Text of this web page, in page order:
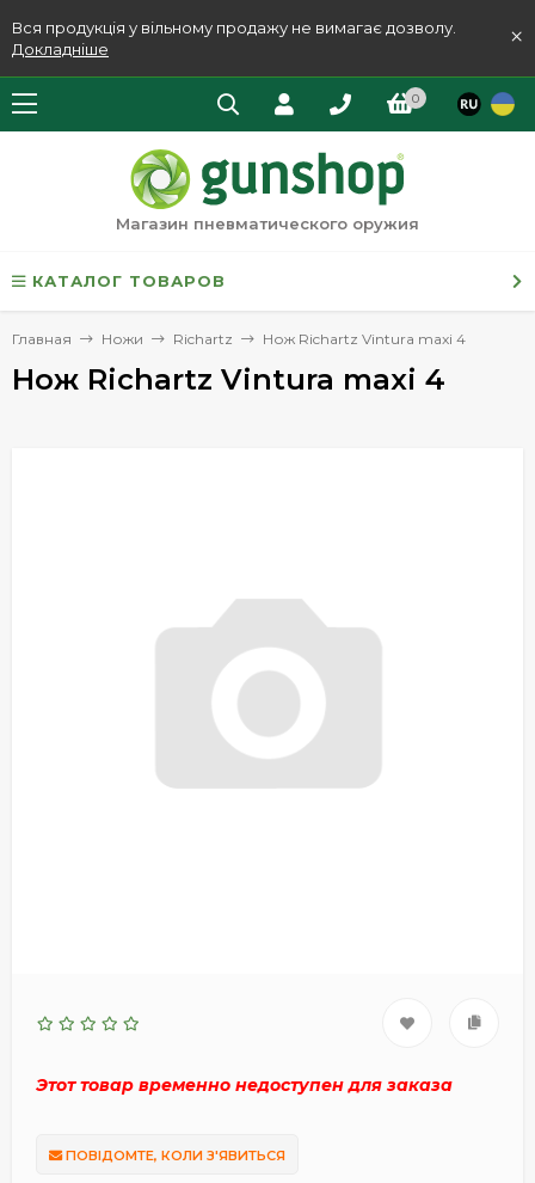
Вся продукція у вільному продажу не вимагає дозволу.
Докладніше
×
0
Магазин пневматического оружия
КАТАЛОГ ТОВАРОВ
Главная Ножи Richartz Нож Richartz Vintura maxi 4
Нож Richartz Vintura maxi 4
Этот товар временно недоступен для заказа
ПОВІДОМТЕ, КОЛИ З'ЯВИТЬСЯ